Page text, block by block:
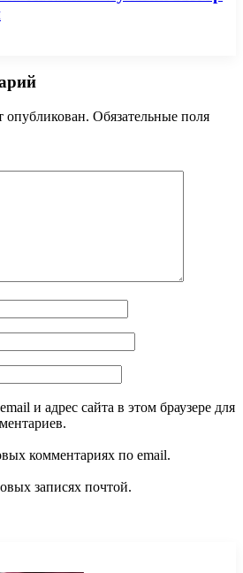
опубликован. Обязательные поля
и адрес сайта в этом браузере для
комментариях по email.
записях почтой.